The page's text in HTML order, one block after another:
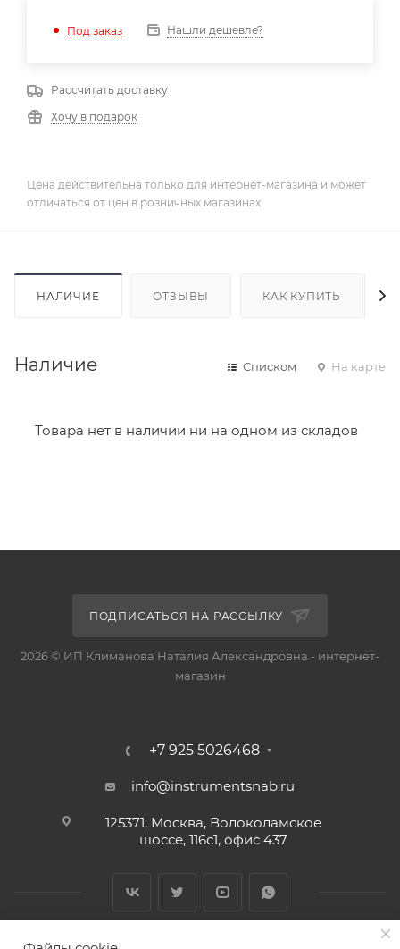
Под заказ Нашли дешевле?
Рассчитать доставку
Хочу в подарок
Цена действительна только для интернет-магазина и может
отличаться от цен в розничных магазинах
НАЛИЧИЕ ОТЗЫВЫ КАК КУПИТЬ
Наличие Списком На карте
Товара нет в наличии ни на одном из складов
ПОДПИСАТЬСЯ НА РАССЫЛКУ
2026 © ИП Климанова Наталия Александровна - интернет-
магазин
+7 925 5026468
info@instrumentsnab.ru
125371, Москва, Волоколамское
шоссе, 116с1, офис 437